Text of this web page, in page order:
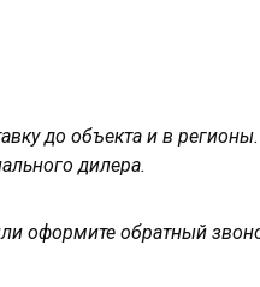
до объекта и в регионы.
дилера.
оформите обратный